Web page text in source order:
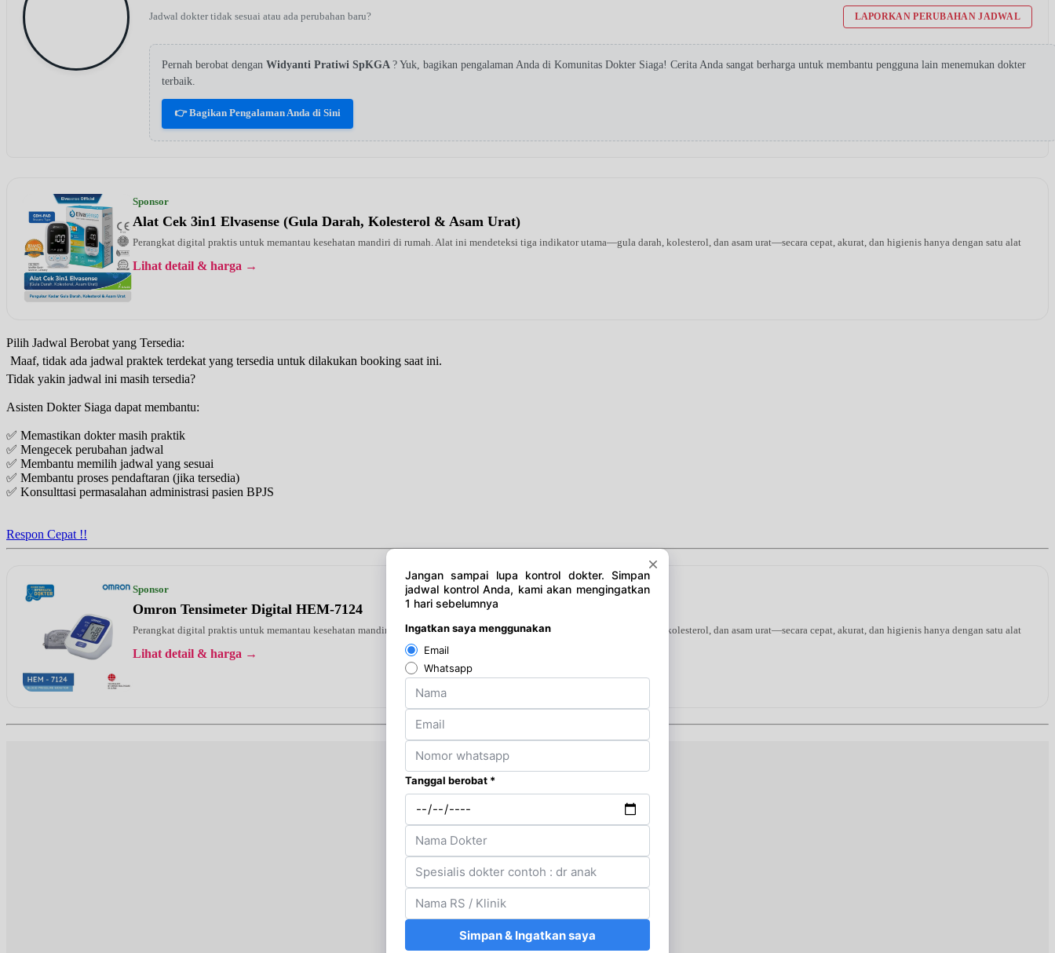
Jadwal dokter tidak sesuai atau ada perubahan baru? LAPORKAN PERUBAHAN JADWAL
Pernah berobat dengan Widyanti Pratiwi SpKGA ? Yuk, bagikan pengalaman Anda di Komunitas Dokter Siaga! Cerita Anda sangat berharga untuk membantu pengguna lain menemukan dokter
terbaik.
👉 Bagikan Pengalaman Anda di Sini
Sponsor
Alat Cek 3in1 Elvasense (Gula Darah, Kolesterol & Asam Urat)
Perangkat digital praktis untuk memantau kesehatan mandiri di rumah. Alat ini mendeteksi tiga indikator utama—gula darah, kolesterol, dan asam urat—secara cepat, akurat, dan higienis hanya dengan satu alat
Lihat detail & harga →
Pilih Jadwal Berobat yang Tersedia:
Maaf, tidak ada jadwal praktek terdekat yang tersedia untuk dilakukan booking saat ini.
Tidak yakin jadwal ini masih tersedia?
Asisten Dokter Siaga dapat membantu:
✅ Memastikan dokter masih praktik
✅ Mengecek perubahan jadwal
✅ Membantu memilih jadwal yang sesuai
✅ Membantu proses pendaftaran (jika tersedia)
✅ Konsulttasi permasalahan administrasi pasien BPJS
Respon Cepat !!
Sponsor
Omron Tensimeter Digital HEM-7124
Perangkat digital praktis untuk memantau kesehatan mandiri di rumah. Alat ini mendeteksi tiga indikator utama—gula darah, kolesterol, dan asam urat—secara cepat, akurat, dan higienis hanya dengan satu alat
Lihat detail & harga →